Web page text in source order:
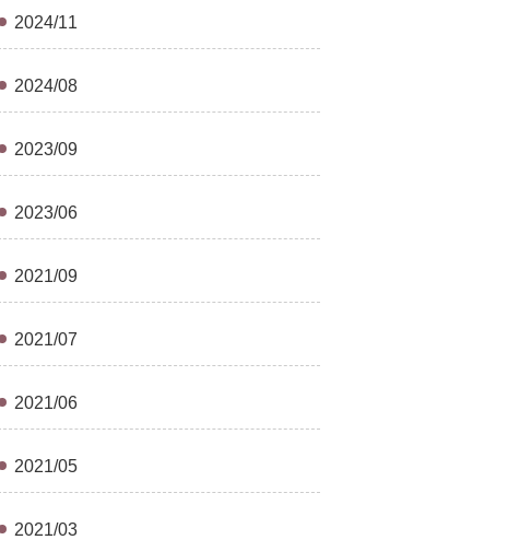
2024/11
2024/08
2023/09
2023/06
2021/09
2021/07
2021/06
2021/05
2021/03